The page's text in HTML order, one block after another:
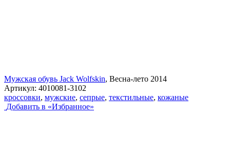
Мужская обувь Jack Wolfskin, Весна-лето 2014
Артикул: 4010081-3102
кроссовки, мужские, сепрые, текстильные, кожаные
Добавить в «Избранное»